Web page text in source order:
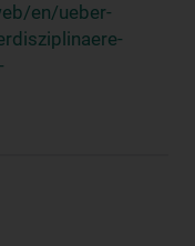
en/ueber-